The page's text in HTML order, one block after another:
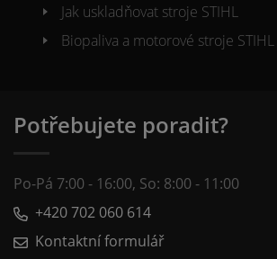
Jak uskladňovat stroje STIHL
Biopaliva a motorové stroje STIHL
Potřebujete poradit?
Po-Pá 7:00 - 16:00, So: 8:00 - 11:00
+420 702 060 614
Kontaktní formulář